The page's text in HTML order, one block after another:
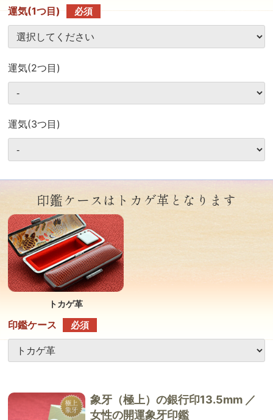
運気(1つ目) 必須
運気(2つ目)
運気(3つ目)
印鑑ケースはトカゲ革となります
トカゲ革
印鑑ケース 必須
象牙（極上）の銀行印13.5mm ／
女性の開運象牙印鑑